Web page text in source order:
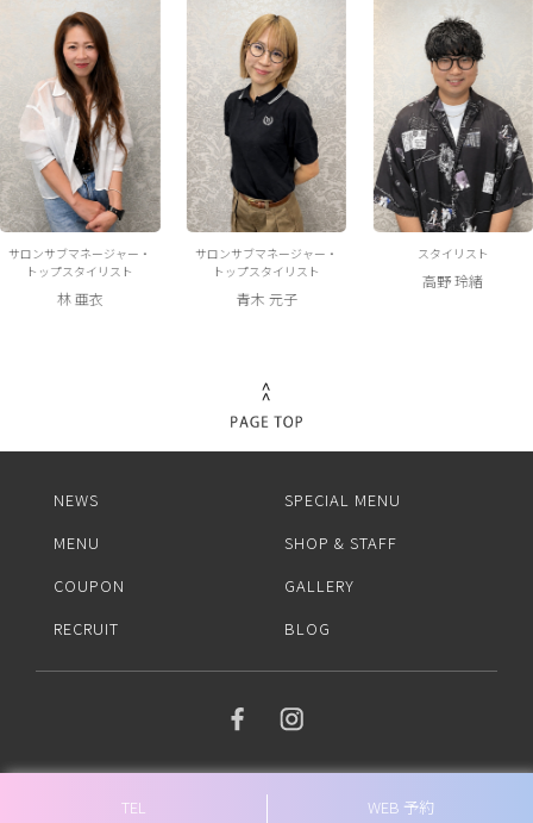
サロンサブマネージャー・
トップスタイリスト
林 亜衣
サロンサブマネージャー・
トップスタイリスト
青木 元子
スタイリスト
高野 玲緒
NEWS
SPECIAL MENU
MENU
SHOP & STAFF
COUPON
GALLERY
RECRUIT
BLOG
TEL WEB 予約